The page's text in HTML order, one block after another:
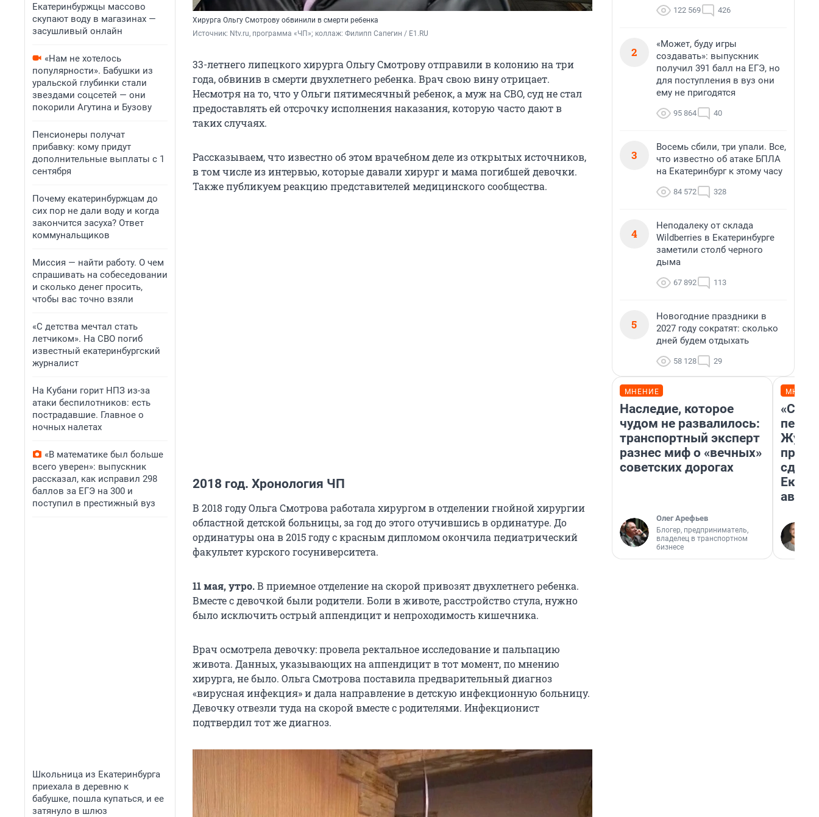
Екатеринбуржцы массово
скупают воду в магазинах —
засушливый онлайн
«Нам не хотелось
популярности». Бабушки из
уральской глубинки стали
звездами соцсетей — они
покорили Агутина и Бузову
Пенсионеры получат
прибавку: кому придут
дополнительные выплаты с 1
сентября
Почему екатеринбуржцам до
сих пор не дали воду и когда
закончится засуха? Ответ
коммунальщиков
Миссия — найти работу. О чем
спрашивать на собеседовании
и сколько денег просить,
чтобы вас точно взяли
«С детства мечтал стать
летчиком». На СВО погиб
известный екатеринбургский
журналист
На Кубани горит НПЗ из-за
атаки беспилотников: есть
пострадавшие. Главное о
ночных налетах
«В математике был больше
всего уверен»: выпускник
рассказал, как исправил 298
баллов за ЕГЭ на 300 и
поступил в престижный вуз
Школьница из Екатеринбурга
приехала в деревню к
бабушке, пошла купаться, и ее
затянуло в шлюз
Хирурга Ольгу Смотрову обвинили в смерти ребенка
Источник: Ntv.ru, программа «ЧП»; коллаж: Филипп Сапегин / E1.RU
33-летнего липецкого хирурга Ольгу Смотрову отправили в колонию на три
года, обвинив в смерти двухлетнего ребенка. Врач свою вину отрицает.
Несмотря на то, что у Ольги пятимесячный ребенок, а муж на СВО, суд не стал
предоставлять ей отсрочку исполнения наказания, которую часто дают в
таких случаях.
Рассказываем, что известно об этом врачебном деле из открытых источников,
в том числе из интервью, которые давали хирург и мама погибшей девочки.
Также публикуем реакцию представителей медицинского сообщества.
2018 год. Хронология ЧП
В 2018 году Ольга Смотрова работала хирургом в отделении гнойной хирургии
областной детской больницы, за год до этого отучившись в ординатуре. До
ординатуры она в 2015 году с красным дипломом окончила педиатрический
факультет курского госуниверситета.
11 мая, утро.В приемное отделение на скорой привозят двухлетнего ребенка.
Вместе с девочкой были родители. Боли в животе, расстройство стула, нужно
было исключить острый аппендицит и непроходимость кишечника.
Врач осмотрела девочку: провела ректальное исследование и пальпацию
живота. Данных, указывающих на аппендицит в тот момент, по мнению
хирурга, не было. Ольга Смотрова поставила предварительный диагноз
«вирусная инфекция» и дала направление в детскую инфекционную больницу.
Девочку отвезли туда на скорой вместе с родителями. Инфекционист
подтвердил тот же диагноз.
122 569 426
2
«Может, буду игры
создавать»: выпускник
получил 391 балл на ЕГЭ, но
для поступления в вуз они
ему не пригодятся
95 864 40
3
Восемь сбили, три упали. Все,
что известно об атаке БПЛА
на Екатеринбург к этому часу
84 572 328
4
Неподалеку от склада
Wildberries в Екатеринбурге
заметили столб черного
дыма
67 892 113
5
Новогодние праздники в
2027 году сократят: сколько
дней будем отдыхать
58 128 29
МНЕНИЕ
Наследие, которое
чудом не развалилось:
транспортный эксперт
разнес миф о «вечных»
советских дорогах
Олег Арефьев
Блогер, предприниматель,
владелец в транспортном
бизнесе